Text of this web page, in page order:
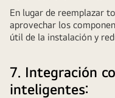
En lugar de reemplazar
aprovechar los
útil de la instalación y
7. Integración
inteligentes: